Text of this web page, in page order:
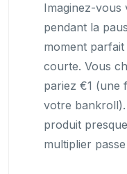
Imaginez-vous
pendant la
moment
courte. Vous
pariez €1 (une
votre
produit
multiplier